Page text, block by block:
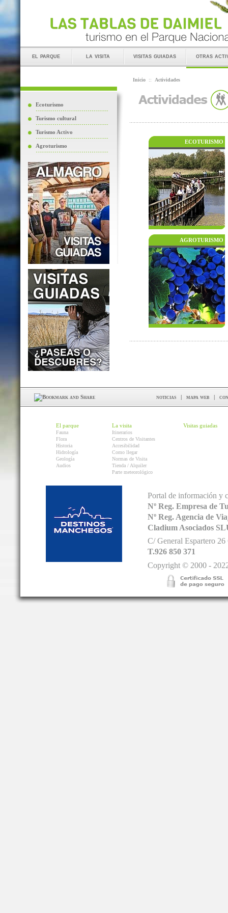
el parque la visita visitas guiadas otras
Ecoturismo
Turismo cultural
Turismo Activo
Agroturismo
Inicio :: Actividades
ECOTURISMO
AGROTURISMO
noticias | mapa web |
El parque
Fauna
Flora
Historia
Hidrología
Geología
Audios
La visita
Itinerarios
Centros de Visitantes
Accesibilidad
Como llegar
Normas de Visita
Tienda / Alquiler
Parte meteorológico
Visitas guiadas
Portal de información y
Nº Reg. Empresa de
Nº Reg. Agencia de
Cladium Asociados
C/ General Espartero
T.926 850 371
Copyright © 2000 -